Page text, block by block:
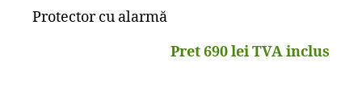
Protector cu alarmă
Pret 690 lei TVA inclus